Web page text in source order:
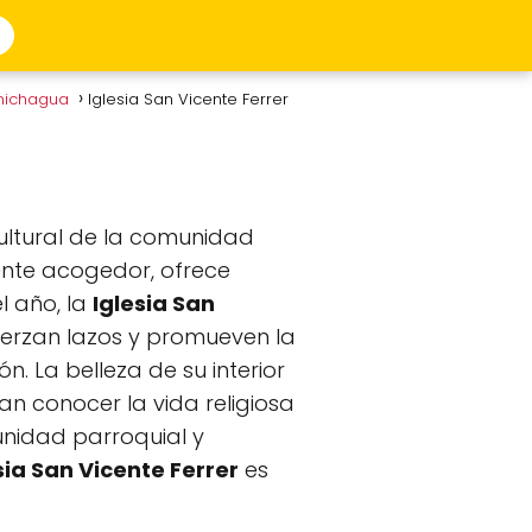
Iglesia San Vicente Ferrer
de la comunidad
acogedor, ofrece
año, la Iglesia San
lazos y promueven la
La belleza de su interior
conocer la vida religiosa
parroquial y
San Vicente Ferrer es